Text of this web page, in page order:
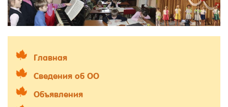
Главная
Сведения об ОО
Объявления